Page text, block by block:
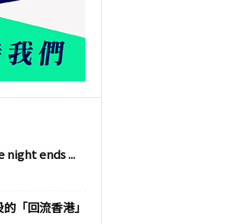
night ends ...
「回流香港」